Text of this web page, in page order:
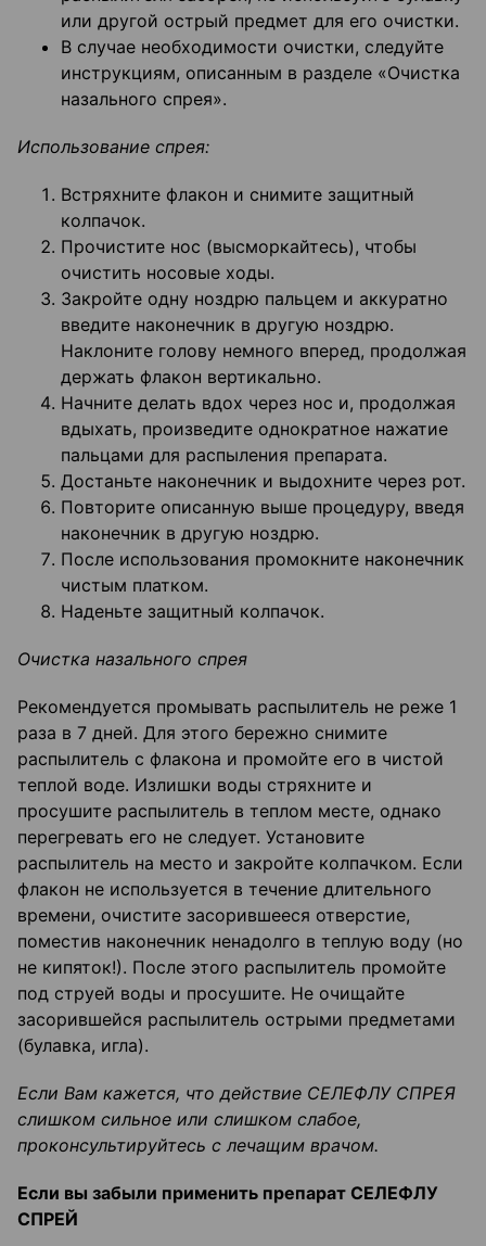
или другой острый предмет для его очистки.
В случае необходимости очистки, следуйте
инструкциям, описанным в разделе «Очистка
назального спрея».
Использование спрея:
Встряхните флакон и снимите защитный
колпачок.
Прочистите нос (высморкайтесь), чтобы
очистить носовые ходы.
Закройте одну ноздрю пальцем и аккуратно
введите наконечник в другую ноздрю.
Наклоните голову немного вперед, продолжая
держать флакон вертикально.
Начните делать вдох через нос и, продолжая
вдыхать, произведите однократное нажатие
пальцами для распыления препарата.
Достаньте наконечник и выдохните через рот.
Повторите описанную выше процедуру, введя
наконечник в другую ноздрю.
После использования промокните наконечник
чистым платком.
Наденьте защитный колпачок.
Очистка назального спрея
Рекомендуется промывать распылитель не реже 1
раза в 7 дней. Для этого бережно снимите
распылитель с флакона и промойте его в чистой
теплой воде. Излишки воды стряхните и
просушите распылитель в теплом месте, однако
перегревать его не следует. Установите
распылитель на место и закройте колпачком. Если
флакон не используется в течение длительного
времени, очистите засорившееся отверстие,
поместив наконечник ненадолго в теплую воду (но
не кипяток!). После этого распылитель промойте
под струей воды и просушите. Не очищайте
засорившейся распылитель острыми предметами
(булавка, игла).
Если Вам кажется, что действие СЕЛЕФЛУ СПРЕЯ
слишком сильное или слишком слабое,
проконсультируйтесь с лечащим врачом.
Если вы забыли применить препарат СЕЛЕФЛУ
СПРЕЙ